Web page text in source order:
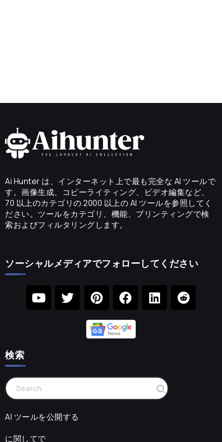
Ai Hunter は、インターネット上で最も完全な AI ツールで
す。画像生成、コピーライティング、ビデオ編集など、
70 以上のカテゴリの 2000 以上の AI ツールを参照してく
ださい。ツールをカテゴリ、機能、プリンティングで検
索およびフィルタリングします。
ソーシャルメディアでフォローしてください
検索
AI ツールを公開する
に関してで